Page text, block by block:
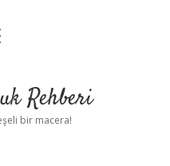
Rehberi
bir macera!